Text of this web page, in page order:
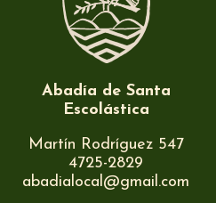
Abadía de Santa
Escolástica
Martín Rodríguez 547
4725-2829
abadialocal@gmail.com